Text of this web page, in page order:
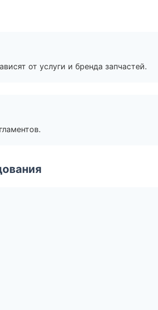
от услуги и бренда запчастей.